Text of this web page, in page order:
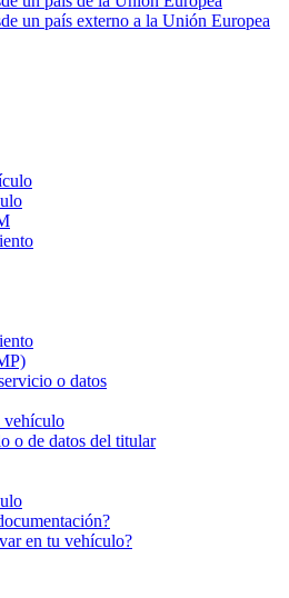
un país externo a la Unión Europea
o datos
vehículo
o de datos del titular
en tu vehículo?